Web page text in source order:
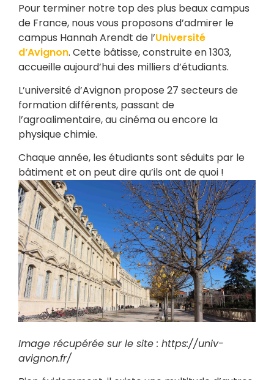
Pour terminer notre top des plus beaux campus
de France, nous vous proposons d’admirer le
campus Hannah Arendt de l’Université
d’Avignon. Cette bâtisse, construite en 1303,
accueille aujourd’hui des milliers d’étudiants.
L’université d’Avignon propose 27 secteurs de
formation différents, passant de
l’agroalimentaire, au cinéma ou encore la
physique chimie.
Chaque année, les étudiants sont séduits par le
bâtiment et on peut dire qu’ils ont de quoi !
Image récupérée sur le site : https://univ-
avignon.fr/